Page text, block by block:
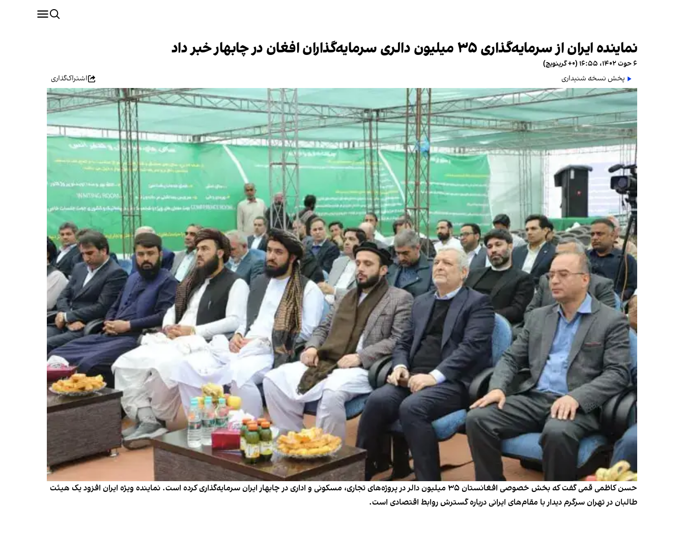
نماینده ایران از سرمایه‌گذاری ۳۵ میلیون دالری سرمایه‌گذاران افغان در چابهار خبر داد
۶ حوت ۱۴۰۲، ۱۶:۵۵ (‎+۰ گرینویچ)
پخش نسخه شنیداری
اشتراک‌گذاری
حسن کاظمی قمی گفت که بخش خصوصی افغانستان ۳۵ میلیون دالر در پروژه‌های تجاری، مسکونی و اداری در چابهار ایران سرمایه‌گذاری کرده است. نماینده ویژه ایران افزود یک هیئت
طالبان در تهران سرگرم دیدار با مقام‌های ایرانی درباره گسترش روابط اقتصادی است.